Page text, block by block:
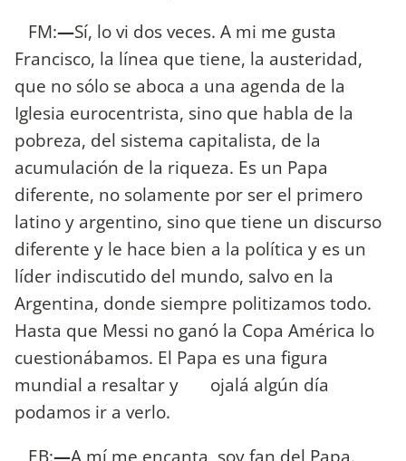
FM:—Sí, lo vi dos veces. A mi me gusta
Francisco, la línea que tiene, la austeridad,
que no sólo se aboca a una agenda de la
Iglesia eurocentrista, sino que habla de la
pobreza, del sistema capitalista, de la
acumulación de la riqueza. Es un Papa
diferente, no solamente por ser el primero
latino y argentino, sino que tiene un discurso
diferente y le hace bien a la política y es un
líder indiscutido del mundo, salvo en la
Argentina, donde siempre politizamos todo.
Hasta que Messi no ganó la Copa América lo
cuestionábamos. El Papa es una figura
mundial a resaltar y ojalá algún día
podamos ir a verlo.